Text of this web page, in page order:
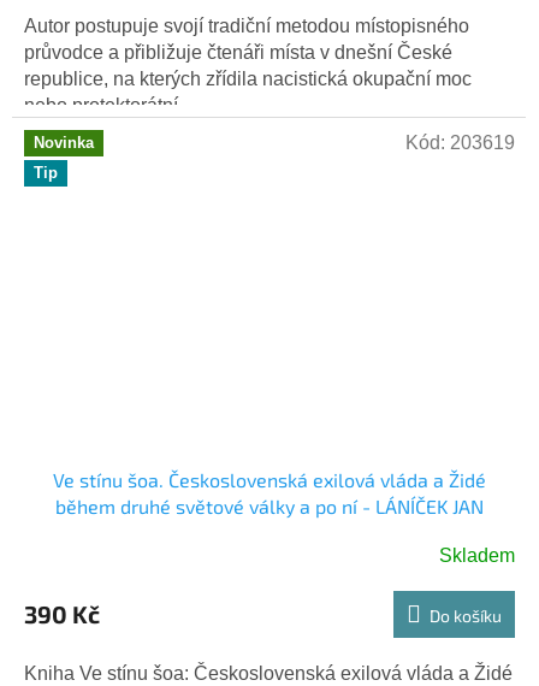
Autor postupuje svojí tradiční metodou místopisného
průvodce a přibližuje čtenáři místa v dnešní České
republice, na kterých zřídila nacistická okupační moc
nebo protektorátní...
Novinka
Tip
Ve stínu šoa. Československá exilová vláda a Židé
během druhé světové války a po ní - LÁNÍČEK JAN
Skladem
390 Kč Do košíku
Kniha Ve stínu šoa: Československá exilová vláda a Židé
Kód: 203619